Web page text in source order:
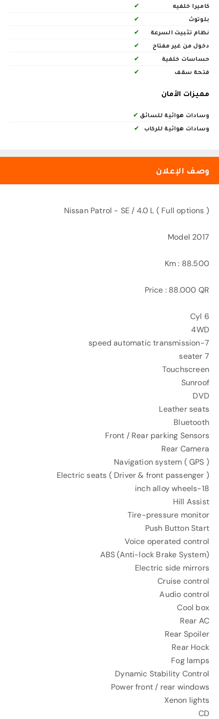
كاميرا خلفيه
✔
بلوتوث
✔
نظام تثبيت السرعة
✔
دخول من غير مفتاح
✔
حساسات خلفية
✔
فتحة سقف
✔
مميزات الأمان
وسادات هوائية للسائق ✔
وسادات هوائية للركاب
✔
وصف الإعلان
Nissan Patrol - SE / 4.0 L ( Full options )
Model 2017
Km : 88.500
Price : 88.000 QR
6 Cyl
4WD
7-speed automatic transmission
7 seater
Touchscreen
Sunroof
DVD
Leather seats
Bluetooth
Front / Rear parking Sensors
Rear Camera
Navigation system ( GPS )
Electric seats ( Driver & front passenger )
18-inch alloy wheels
Hill Assist
Tire-pressure monitor
Push Button Start
Voice operated control
ABS (Anti-lock Brake System)
Electric side mirrors
Cruise control
Audio control
Cool box
Rear AC
Rear Spoiler
Rear Hock
Fog lamps
Dynamic Stability Control
Power front / rear windows
Xenon lights
CD